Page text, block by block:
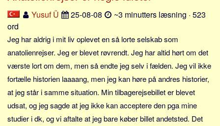
JLKM.dk
Lande
Tyrkiet
Spanien
Sverige
Norge
Yusuf Ü 25-08-08
~3 minutters læsning · 523
ord
Jeg har aldrig i mit liv oplevet en så lorte selskab som
anatolienrejser. Jeg er blevet røvrendt. Jeg har altid hørt om det
værste lort om dem, men så endte jeg selv i fælden. Jeg vil ikke
fortælle historien laaaang, men jeg kan høre på andres historier,
at jeg står i samme situation. Min tilbagerejsebillet er blevet
udsat, og jeg sagde at jeg ikke kan acceptere den pga mine
studier i dk, og vi aftalte at jeg bare køber billet andetsted. Det